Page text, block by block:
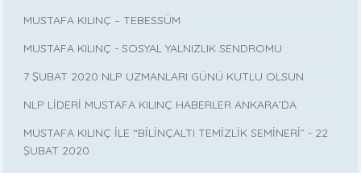
MUSTAFA KILINÇ – TEBESSÜM
MUSTAFA KILINÇ - SOSYAL YALNIZLIK SENDROMU
7 ŞUBAT 2020 NLP UZMANLARI GÜNÜ KUTLU OLSUN
NLP LİDERİ MUSTAFA KILINÇ HABERLER ANKARA’DA
MUSTAFA KILINÇ İLE “BİLİNÇALTI TEMİZLİK SEMİNERİ” - 22
ŞUBAT 2020